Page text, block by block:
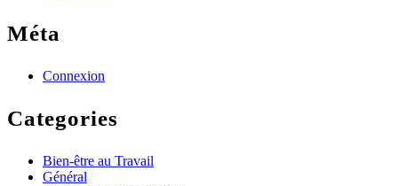
Méta
Connexion
Categories
Bien-être au Travail
Général